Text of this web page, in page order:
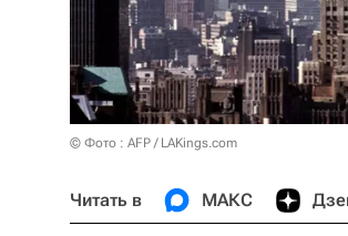
© Фото : AFP / LAKings.com
Читать в МАКС